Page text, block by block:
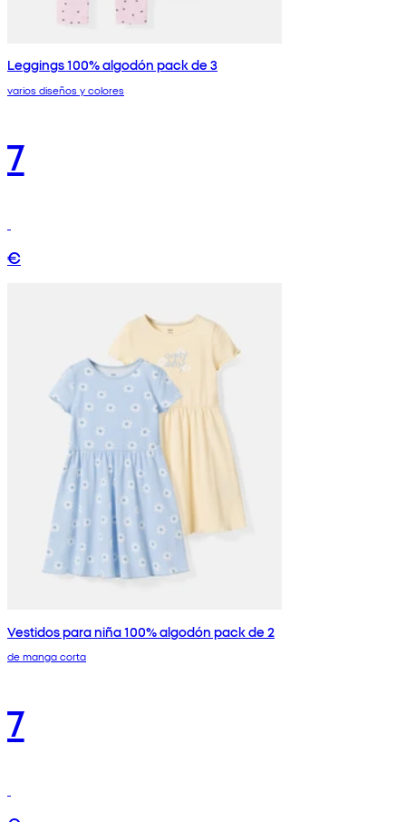
Leggings 100% algodón pack de 3
varios diseños y colores
7
€
Vestidos para niña 100% algodón pack de 2
de manga corta
7